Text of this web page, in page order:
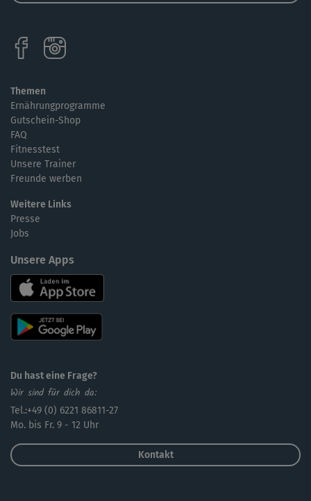
Themen
Ernährungprogramme
Gutschein-Shop
FAQ
Fitnesstest
Unsere Trainer
Freunde werben
Weitere Links
Presse
Jobs
Unsere Apps
Du hast eine Frage?
Wir sind für dich da:
Tel.:+49 (0) 6221 86811-27
Mo. bis Fr. 9 - 12 Uhr
Kontakt